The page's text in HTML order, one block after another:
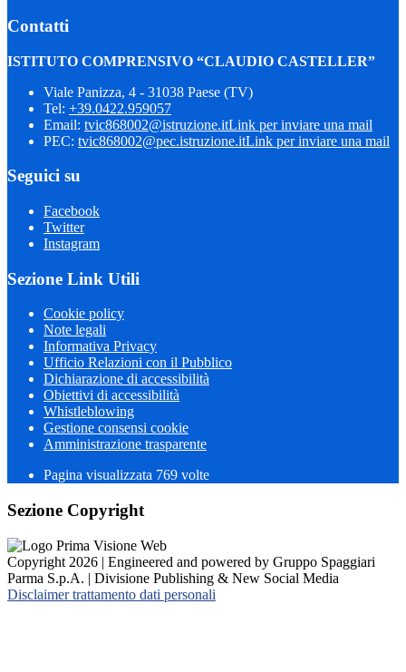
Contatti
ISTITUTO COMPRENSIVO “CLAUDIO CASTELLER”
Viale Panizza, 4 - 31038 Paese (TV)
Tel: +39.0422.959057
Email: tvic868002@istruzione.itLink per inviare una mail
PEC: tvic868002@pec.istruzione.itLink per inviare una mail
Seguici su
Facebook
Twitter
Instagram
Sezione Link Utili
Cookie policy
Note legali
Informativa Privacy
Ufficio Relazioni con il Pubblico
Dichiarazione di accessibilità
Obiettivi di accessibilità
Whistleblowing
Gestione consensi cookie
Amministrazione trasparente
Pagina visualizzata 769 volte
Sezione Copyright
Copyright 2026 | Engineered and powered by Gruppo Spaggiari
Parma S.p.A. | Divisione Publishing & New Social Media
Disclaimer trattamento dati personali